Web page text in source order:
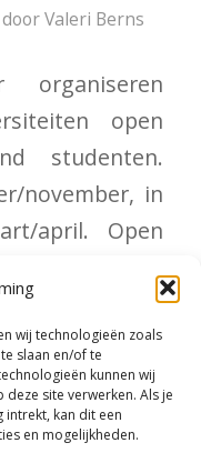
wij technologieën zoals
slaan en/of te
kunnen wij
site verwerken. Als je
intrekt, kan dit een
en mogelijkheden.
doorValeri Berns
open
studenten.
november, in
april. Open
agenda open